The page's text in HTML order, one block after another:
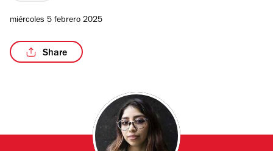
miércoles 5 febrero 2025
Share